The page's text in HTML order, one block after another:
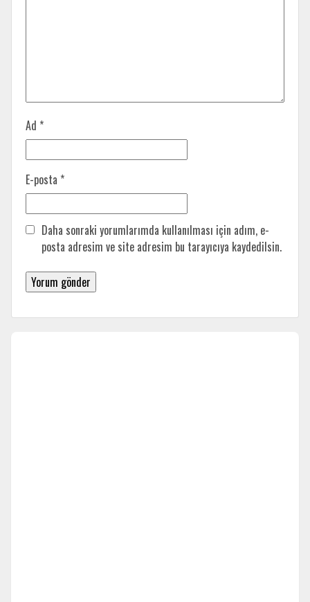
Ad *
E-posta *
Daha sonraki yorumlarımda kullanılması için adım, e-
posta adresim ve site adresim bu tarayıcıya kaydedilsin.